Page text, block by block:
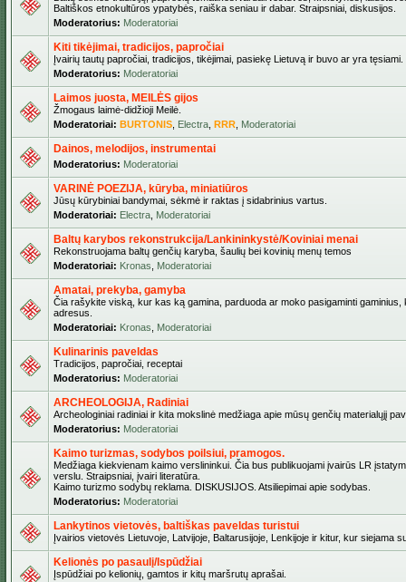
Baltiškos etnokultūros ypatybės, raiška seniau ir dabar. Straipsniai, diskusijos.
Moderatorius: Moderatoriai
Kiti tikėjimai, tradicijos, papročiai
Įvairių tautų papročiai, tradicijos, tikėjimai, pasiekę Lietuvą ir buvo ar yra tęsiami.
Moderatorius: Moderatoriai
Laimos juosta, MEILĖS gijos
Žmogaus laimė-didžioji Meilė.
Moderatoriai: BURTONIS Electra RRR Moderatoriai
Dainos, melodijos, instrumentai
Moderatorius: Moderatoriai
VARINĖ POEZIJA, kūryba, miniatiūros
Jūsų kūrybiniai bandymai, sėkmė ir raktas į sidabrinius vartus.
Moderatoriai: Electra Moderatoriai
Baltų karybos rekonstrukcija/Lankininkystė/Koviniai menai
Rekonstruojama baltų genčių karyba, šaulių bei kovinių menų temos
Moderatoriai: Kronas Moderatoriai
Amatai, prekyba, gamyba
Čia rašykite viską, kur kas ką gamina, parduoda ar moko pasigaminti
adresus.
Moderatoriai: Kronas Moderatoriai
Kulinarinis paveldas
Tradicijos, papročiai, receptai
Moderatorius: Moderatoriai
ARCHEOLOGIJA, Radiniai
Archeologiniai radiniai ir kita mokslinė medžiaga apie mūsų genčių materialųjį
Moderatorius: Moderatoriai
Kaimo turizmas, sodybos poilsiui, pramogos.
Medžiaga kiekvienam kaimo verslininkui. Čia bus publikuojami įvairūs LR
verslu. Straipsniai, įvairi literatūra.
Kaimo turizmo sodybų reklama. DISKUSIJOS. Atsiliepimai apie sodybas.
Moderatorius: Moderatoriai
Lankytinos vietovės, baltiškas paveldas turistui
Įvairios vietovės Lietuvoje, Latvijoje, Baltarusijoje, Lenkijoje ir kitur, kur siejama
Kelionės po pasaulį/Ispūdžiai
Įspūdžiai po kelionių, gamtos ir kitų maršrutų aprašai.